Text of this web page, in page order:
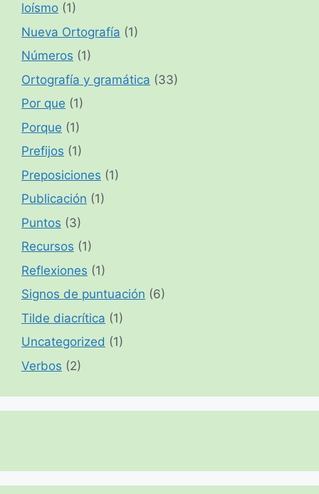
loísmo (1)
Nueva Ortografía (1)
Números (1)
Ortografía y gramática (33)
Por que (1)
Porque (1)
Prefijos (1)
Preposiciones (1)
Publicación (1)
Puntos (3)
Recursos (1)
Reflexiones (1)
Signos de puntuación (6)
Tilde diacrítica (1)
Uncategorized (1)
Verbos (2)